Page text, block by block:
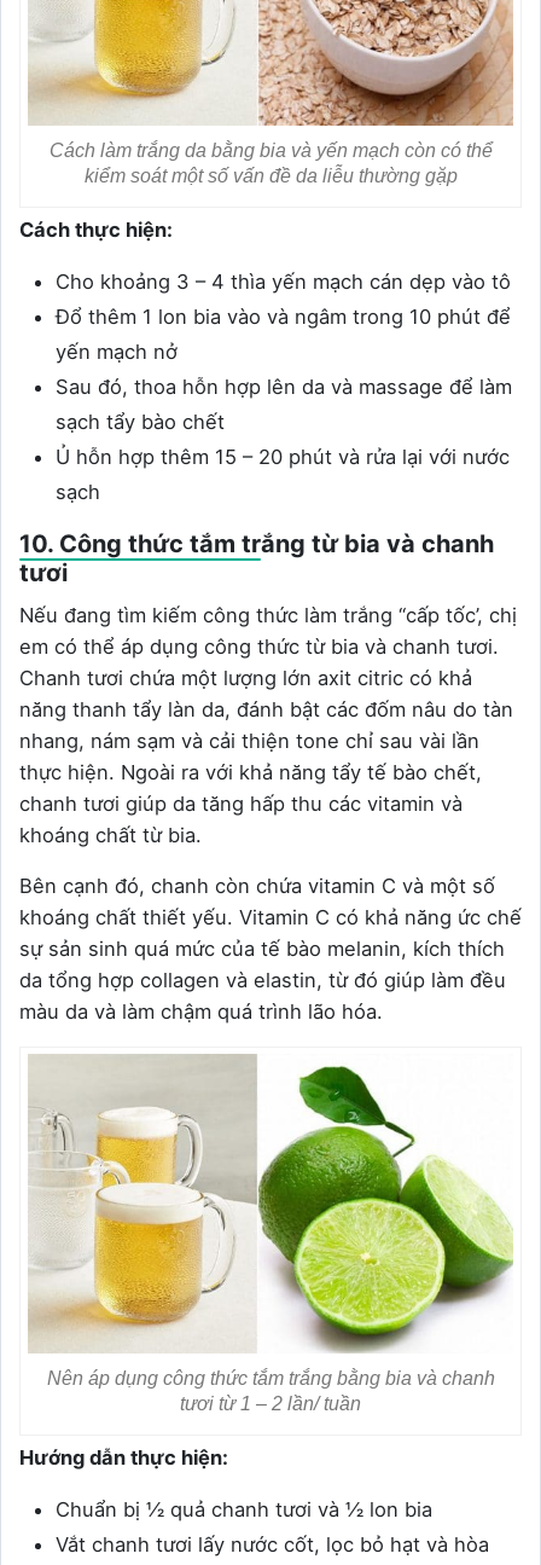
Cách làm trắng da bằng bia và yến mạch còn có thể
kiểm soát một số vấn đề da liễu thường gặp
Cách thực hiện:
Cho khoảng 3 – 4 thìa yến mạch cán dẹp vào tô
Đổ thêm 1 lon bia vào và ngâm trong 10 phút để
yến mạch nở
Sau đó, thoa hỗn hợp lên da và massage để làm
sạch tẩy bào chết
Ủ hỗn hợp thêm 15 – 20 phút và rửa lại với nước
sạch
10. Công thức tắm trắng từ bia và chanh
tươi
Nếu đang tìm kiếm công thức làm trắng “cấp tốc’, chị
em có thể áp dụng công thức từ bia và chanh tươi.
Chanh tươi chứa một lượng lớn axit citric có khả
năng thanh tẩy làn da, đánh bật các đốm nâu do tàn
nhang, nám sạm và cải thiện tone chỉ sau vài lần
thực hiện. Ngoài ra với khả năng tẩy tế bào chết,
chanh tươi giúp da tăng hấp thu các vitamin và
khoáng chất từ bia.
Bên cạnh đó, chanh còn chứa vitamin C và một số
khoáng chất thiết yếu. Vitamin C có khả năng ức chế
sự sản sinh quá mức của tế bào melanin, kích thích
da tổng hợp collagen và elastin, từ đó giúp làm đều
màu da và làm chậm quá trình lão hóa.
Nên áp dụng công thức tắm trắng bằng bia và chanh
tươi từ 1 – 2 lần/ tuần
Hướng dẫn thực hiện:
Chuẩn bị ½ quả chanh tươi và ½ lon bia
Vắt chanh tươi lấy nước cốt, lọc bỏ hạt và hòa